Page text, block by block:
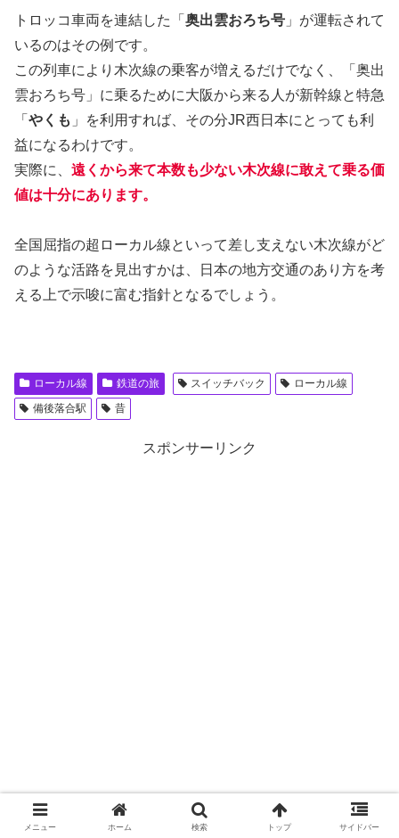
トロッコ車両を連結した「 奥出雲おろち号 」が運転されて
いるのはその例です。
この列車により木次線の乗客が増えるだけでなく、「奥出
雲おろち号」に乗るために大阪から来る人が新幹線と特急
「 やくも 」を利用すれば、その分JR西日本にとっても利
益になるわけです。
実際に、 遠くから来て本数も少ない木次線に敢えて乗る価
値は十分にあります。
全国屈指の超ローカル線といって差し支えない木次線がど
のような活路を見出すかは、日本の地方交通のあり方を考
える上で示唆に富む指針となるでしょう。
ローカル線 鉄道の旅 スイッチバック
ローカル線
備後落合駅
昔
スポンサーリンク
メニュー ホーム 検索 トップ サイドバー